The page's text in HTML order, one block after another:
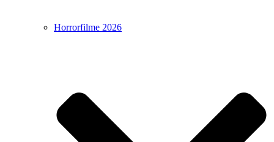
Horrorfilme 2026